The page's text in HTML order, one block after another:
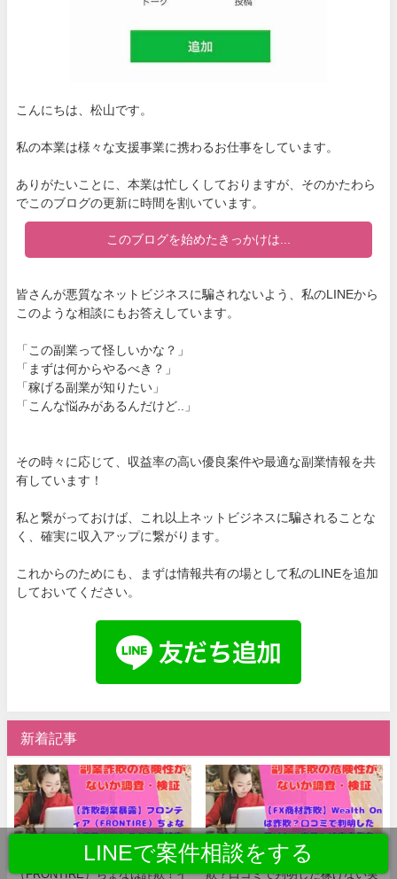
こんにちは、松山です。
私の本業は様々な支援事業に携わるお仕事をしています。
ありがたいことに、本業は忙しくしておりますが、そのかたわら
でこのブログの更新に時間を割いています。
このブログを始めたきっかけは...
皆さんが悪質なネットビジネスに騙されないよう、私のLINEから
このような相談にもお答えしています。
「この副業って怪しいかな？」
「まずは何からやるべき？」
「稼げる副業が知りたい」
「こんな悩みがあるんだけど..」
その時々に応じて、収益率の高い優良案件や最適な副業情報を共
有しています！
私と繋がっておけば、これ以上ネットビジネスに騙されることな
く、確実に収入アップに繋がります。
これからのためにも、まずは情報共有の場として私のLINEを追加
しておいてください。
新着記事
【詐欺副業暴露】フロンティア
（FRONTIRE）ちょなは詐欺！イ
【FX商材詐欺】Wealth Onは詐
欺？口コミで判明した稼げない実
LINEで案件相談をする